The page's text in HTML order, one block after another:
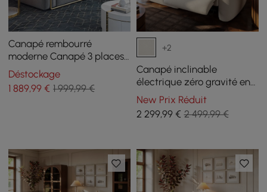
Canapé rembourré
moderne Canapé 3 places
en coton et lin
Déstockage
1 889,99 € 1 999,99 €
+2
Canapé inclinable
électrique zéro gravité en
chenille 226 cm 2 places
avec oreillers et port USB
New Prix Réduit
2 299,99€ 2 499,99 €